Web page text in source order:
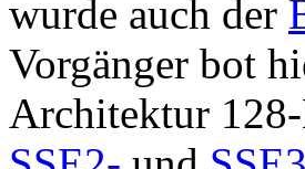
wurde auch der
Vorgänger bot
Architektur